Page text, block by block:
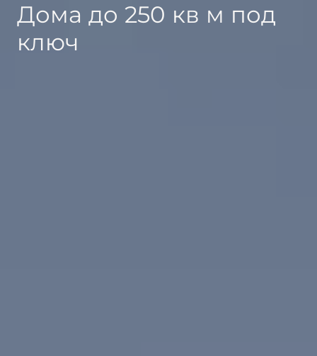
Дома до 250 кв м под
ключ